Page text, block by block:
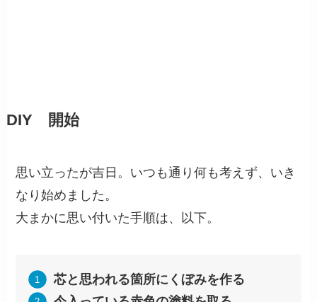
DIY 開始
思い立ったが吉日。いつも通り何も考えず、いき
なり始めました。
大まかに思い付いた手順は、以下。
芯と思われる箇所にくぼみを作る